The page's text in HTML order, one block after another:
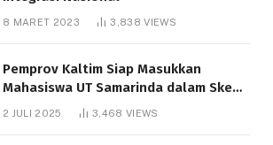
8 MARET 2023 3,838VIEWS
Pemprov Kaltim Siap Masukkan
Mahasiswa UT Samarinda dalam Skema
Bantuan Pendidikan Gratispol
2 JULI 2025 3,468 VIEWS